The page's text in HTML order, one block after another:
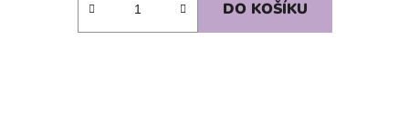
DO KOŠÍKU